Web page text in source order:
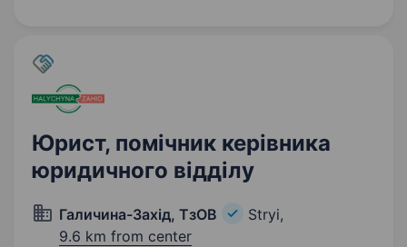
Юрист, помічник керівника
юридичного відділу
Галичина-Захід, ТзОВ
Stryi,
9.6 km from center